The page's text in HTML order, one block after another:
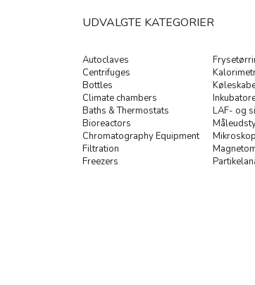
Autoclaves
Centrifuges
Bottles
Climate chambers
Baths & Thermostats
Bioreactors
Chromatography Equipment
Filtration
Freezers
LAF- og
UDVALGTE KATEGORIER